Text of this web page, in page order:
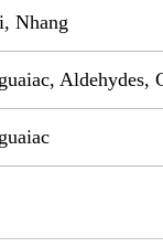
Nhang
Aldehydes,